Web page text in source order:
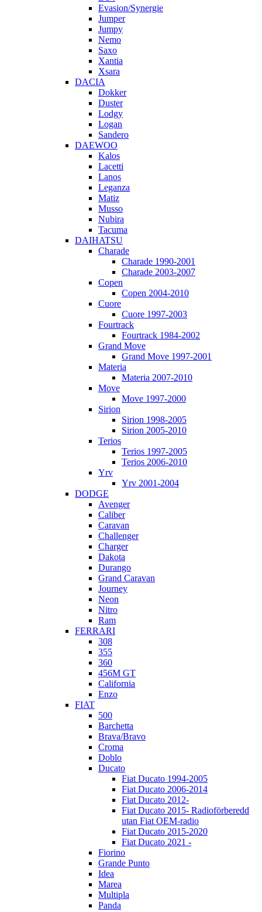
Evasion/Synergie
Jumper
Jumpy
Nemo
Saxo
Xantia
Xsara
DACIA
Dokker
Duster
Lodgy
Logan
Sandero
DAEWOO
Kalos
Lacetti
Lanos
Leganza
Matiz
Musso
Nubira
Tacuma
DAIHATSU
Charade
Charade 1990-2001
Charade 2003-2007
Copen
Copen 2004-2010
Cuore
Cuore 1997-2003
Fourtrack
Fourtrack 1984-2002
Grand Move
Grand Move 1997-2001
Materia
Materia 2007-2010
Move
Move 1997-2000
Sirion
Sirion 1998-2005
Sirion 2005-2010
Terios
Terios 1997-2005
Terios 2006-2010
Yrv
Yrv 2001-2004
DODGE
Avenger
Caliber
Caravan
Challenger
Charger
Dakota
Durango
Grand Caravan
Journey
Neon
Nitro
Ram
FERRARI
308
355
360
456M GT
California
Enzo
FIAT
500
Barchetta
Brava/Bravo
Croma
Doblo
Ducato
Fiat Ducato 1994-2005
Fiat Ducato 2006-2014
Fiat Ducato 2012-
Fiat Ducato 2015- Radioförberedd
utan Fiat OEM-radio
Fiat Ducato 2015-2020
Fiat Ducato 2021 -
Fiorino
Grande Punto
Idea
Marea
Multipla
Panda